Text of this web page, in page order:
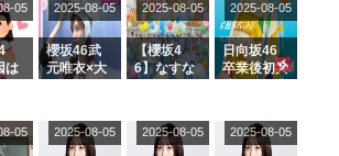
ィ
ッ
売
の2人を手
玉に取る大
沼晶保【く
りぃむナン
タラ】
属を発表
ら移籍しフ
ラーム所属
に。これで
事務所に所
属している
がこちら
は
せ
05
櫻坂46武
元唯衣×大
カップお姉
さんに恐怖
2025-08-05
【櫻坂4
6】なすな
2曲目っ
て...【ラヴ
2025-08-05
日向坂46
卒業後初共
師匠オード
リー若林さ
2025-08-05
05 2025-08-05 2025-08-05 2025-08-05